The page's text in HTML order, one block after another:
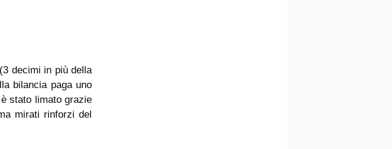
decimi in più della
bilancia paga uno
stato limato grazie
mirati rinforzi del